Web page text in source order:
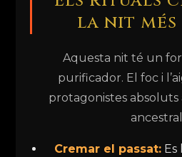
la nit més
Aquesta nit té un
purificador. El foc i
protagonistes absoluts
Cremar el passat:Es